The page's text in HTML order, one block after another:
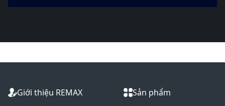
Giới thiệu REMAX Sản phẩm